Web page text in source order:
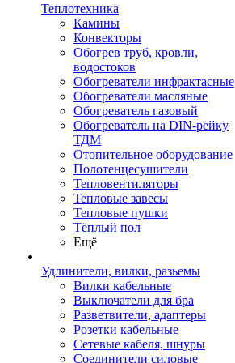
Теплотехника
Камины
Конвекторы
Обогрев труб, кровли,
водостоков
Обогреватели инфрактасные
Обогреватели масляные
Обогреватель газовый
Обогреватель на DIN-рейку
ТДМ
Отопительное оборудование
Полотенцесушители
Тепловентиляторы
Тепловые завесы
Тепловые пушки
Тёплый пол
Ещё
Удлинители, вилки, разьемы
Вилки кабельные
Выключатели для бра
Разветвители, адаптеры
Розетки кабельные
Сетевые кабеля, шнуры
Соединители силовые